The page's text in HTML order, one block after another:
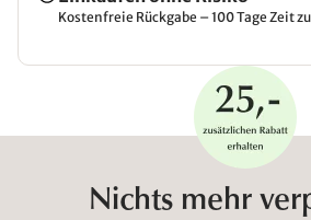
Kostenfreie Rückgabe – 100 Tage Zeit
Nichts mehr